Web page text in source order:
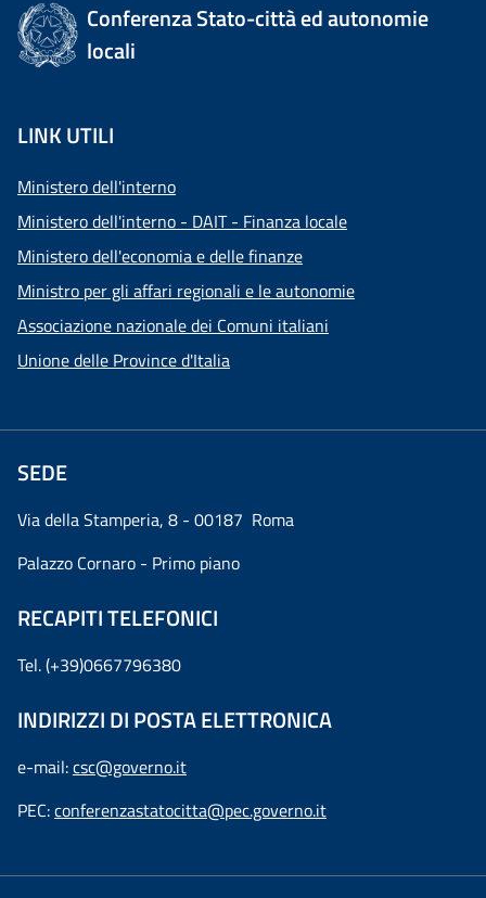
Conferenza Stato-città ed autonomie
locali
LINK UTILI
Ministero dell'interno
Ministero dell'interno - DAIT - Finanza locale
Ministero dell'economia e delle finanze
Ministro per gli affari regionali e le autonomie
Associazione nazionale dei Comuni italiani
Unione delle Province d'Italia
SEDE
Via della Stamperia, 8 - 00187 Roma
Palazzo Cornaro - Primo piano
RECAPITI TELEFONICI
Tel. (+39)0667796380
INDIRIZZI DI POSTA ELETTRONICA
e-mail:csc@governo.it
PEC:conferenzastatocitta@pec.governo.it